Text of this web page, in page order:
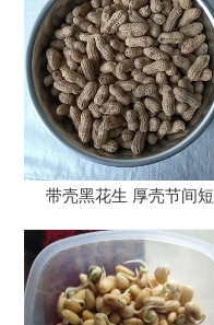
带壳黑花生 厚壳节间短